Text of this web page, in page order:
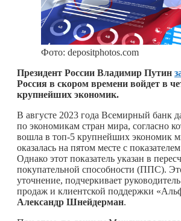
Фото: depositphotos.com
Президент России Владимир Путин
Россия в скором времени войдет в
крупнейших экономик.
В августе 2023 года Всемирный банк
по экономикам стран мира, согласно
вошла в топ-5 крупнейших экономик
оказалась на пятом месте с
Однако этот показатель указан в
покупательной способности (ППС).
уточнение, подчеркивает
продаж и клиентской поддержки
Александр Шнейдерман.